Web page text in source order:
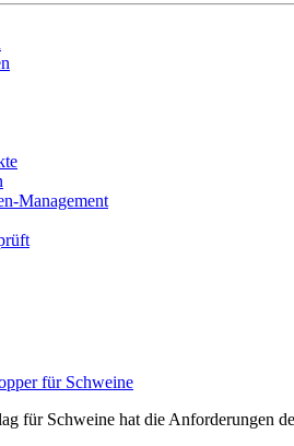
Management
für Schweine
für Schweine hat die Anforderungen